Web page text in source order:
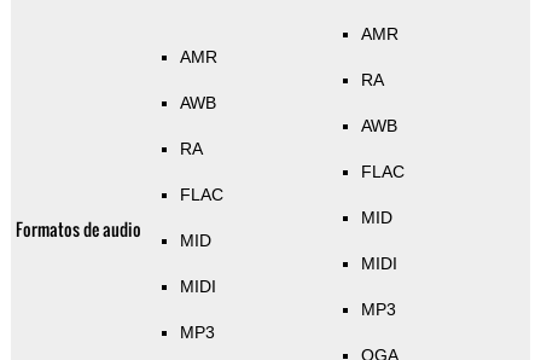
Formatos de audio
AMR
AWB
RA
FLAC
MID
MIDI
MP3
AMR
RA
AWB
FLAC
MID
MIDI
MP3
OGA